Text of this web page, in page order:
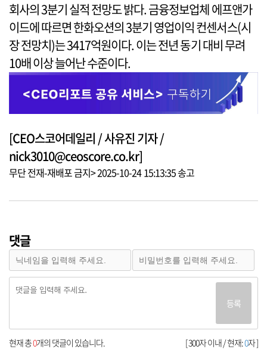
회사의 3분기 실적 전망도 밝다. 금융정보업체 에프앤가
이드에 따르면 한화오션의 3분기 영업이익 컨센서스(시
장 전망치)는 3417억원이다. 이는 전년 동기 대비 무려
10배 이상 늘어난 수준이다.
[CEO스코어데일리 / 사유진 기자 /
nick3010@ceoscore.co.kr]
무단 전재-재배포 금지> 2025-10-24 15:13:35 송고
댓글
등록
[ 300자 이내 / 현재:0자 ]
현재 총0개의 댓글이 있습니다.